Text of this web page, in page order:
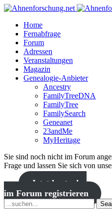
Home
Fernabfrage
Forum
Adressen
Veranstaltungen
Magazin
Genealogie-Anbieter
Ancestry
FamilyTreeDNA
FamilyTree
FamilySearch
Geneanet
23andMe
MyHeritage
Sie sind noch nicht im Forum
Frage und lassen Sie sich von
Jetzt kostenlos
im Forum registrieren